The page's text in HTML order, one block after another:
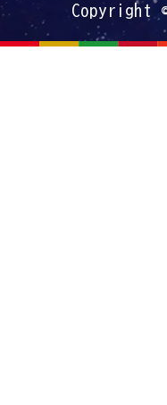
Copyright